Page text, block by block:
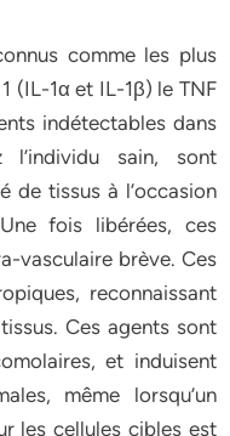
comme les plus
(IL-1α et IL-1β) le TNF
indétectables dans
l’individu sain, sont
de tissus à l’occasion
fois libérées, ces
vasculaire brève. Ces
reconnaissant
Ces agents sont
et induisent
même lorsqu’un
les cellules cibles est